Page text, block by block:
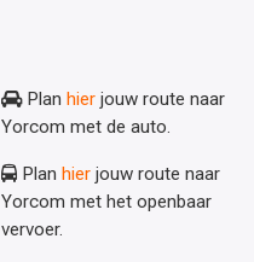
Plan hier jouw route naar
Yorcom met de auto.
Plan hier jouw route naar
Yorcom met het openbaar
vervoer.